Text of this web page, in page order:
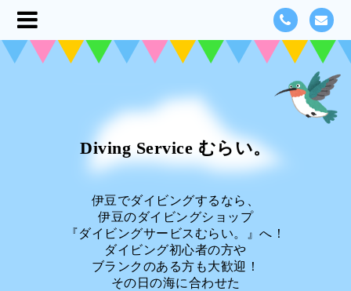
Diving Service むらい。
伊豆でダイビングするなら、
伊豆のダイビングショップ
『ダイビングサービスむらい。』へ！
ダイビング初心者の方や
ブランクのある方も大歓迎！
その日の海に合わせた